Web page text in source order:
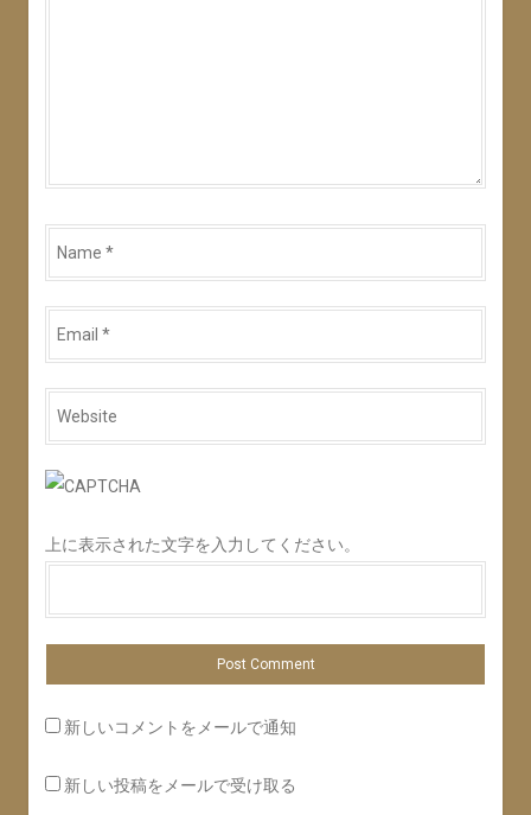
*
*
*
上に表示された文字を入力してください。
新しいコメントをメールで通知
新しい投稿をメールで受け取る